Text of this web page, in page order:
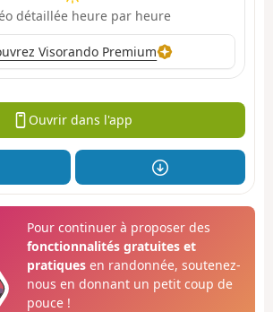
détaillée heure par heure
Visorando Premium
Ouvrir dans l'app
Pour continuer à proposer des
fonctionnalités gratuites et
pratiquesen randonnée, soutenez-
nous en donnant un petit coup de
pouce !